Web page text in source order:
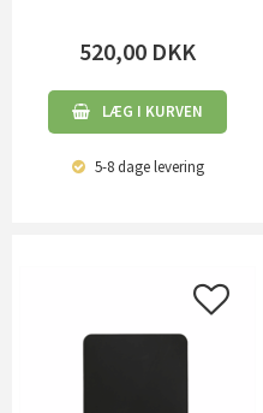
520,00 DKK
LÆG I KURVEN
5-8 dagelevering